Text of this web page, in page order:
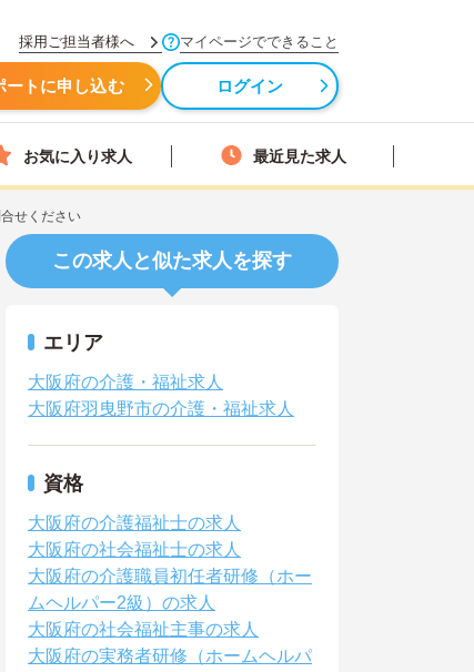
採用ご担当者様へ マイページでできること
ートに申し込む ログイン
お気に入り求人 最近見た求人
せください
この求人と似た求人を探す
エリア
大阪府の介護・福祉求人
大阪府羽曳野市の介護・福祉求人
資格
大阪府の介護福祉士の求人
大阪府の社会福祉士の求人
大阪府の介護職員初任者研修（ホー
ムヘルパー2級）の求人
大阪府の社会福祉主事の求人
大阪府の実務者研修（ホームヘルパ